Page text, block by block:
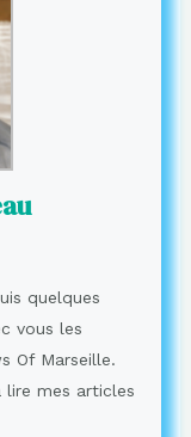
quelques
vous les
Of Marseille.
lire mes articles